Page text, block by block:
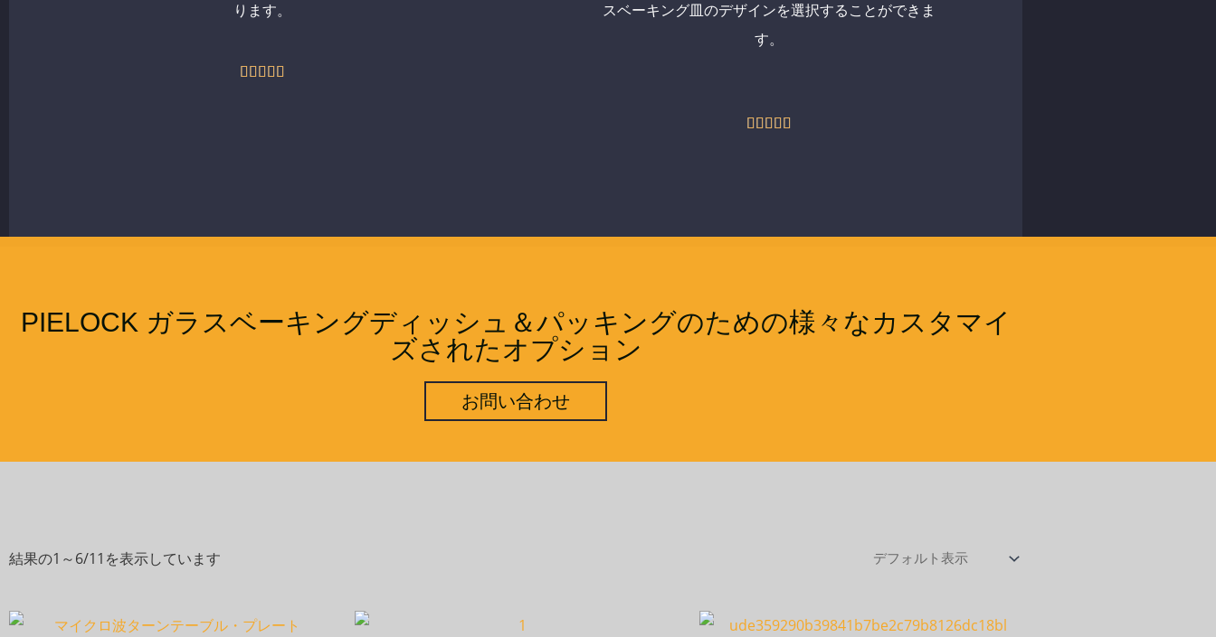
ります。
    
スベーキング皿のデザインを選択することができま
す。
    
PIELOCK ガラスベーキングディッシュ＆パッキングのための様々なカスタマイ
ズされたオプション
お問い合わせ
結果の1～6/11を表示しています